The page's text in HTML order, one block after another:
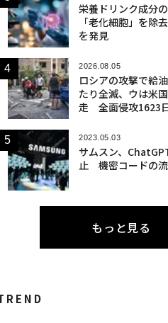
栄養ドリンク成分
「老化細胞」を除
を発見
2026.08.05
ロシアの攻撃で給
たり全滅、ウは米
走 全面侵攻1623
2023.05.03
サムスン、
止 機密コードの
もっと見る